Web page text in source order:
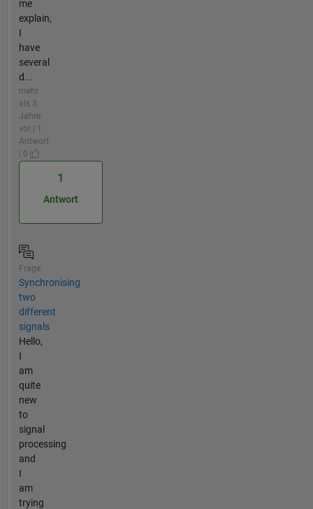
me
explain,
I
have
several
d...
mehr
als 3
Jahre
vor | 1
Antwort
| 0
1
Antwort
Frage
Synchronising
two
different
signals
Hello,
I
am
quite
new
to
signal
processing
and
I
am
trying